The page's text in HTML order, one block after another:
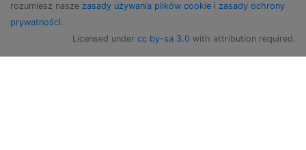
rozumiesz nasze zasady używania plików cookie i zasady ochrony
prywatności.
Licensed under cc by-sa 3.0 with attribution required.